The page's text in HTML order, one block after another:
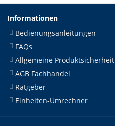
Informationen
Bedienungsanleitungen
FAQs
Allgemeine Produktsicherheit
AGB Fachhandel
Ratgeber
Einheiten-Umrechner